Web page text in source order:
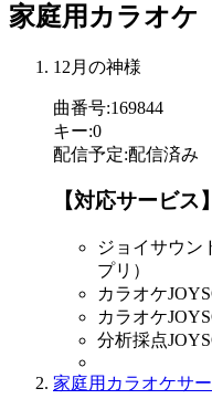
家庭用カラオケ
12月の神様
曲番号:169844
キー:0
配信予定:配信済み
【対応サービス】
ジョイサウン
プリ）
カラオケ
カラオケ
分析採点
家庭用カラオケサ